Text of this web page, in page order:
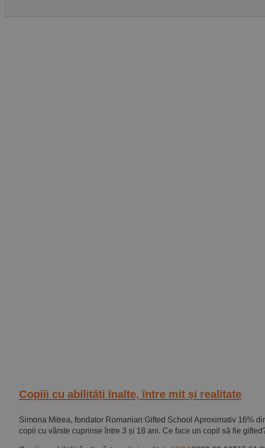
Copiii cu abilități înalte, între mit și realitate
Simona Mitrea, fondator Romanian Gifted School Aproximativ 16%
copii cu vârste cuprinse între 3 și 18 ani. Ce face un copil să fie